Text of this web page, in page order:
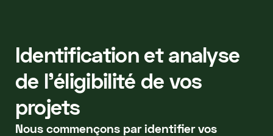
Identification et analyse
de l'éligibilité de vos
projets
Nous commençons par identifier vos